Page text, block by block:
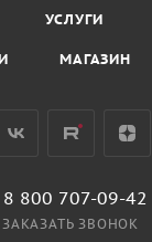
УСЛУГИ
МАГАЗИН
8 800 707-09-42
ЗАКАЗАТЬ ЗВОНОК